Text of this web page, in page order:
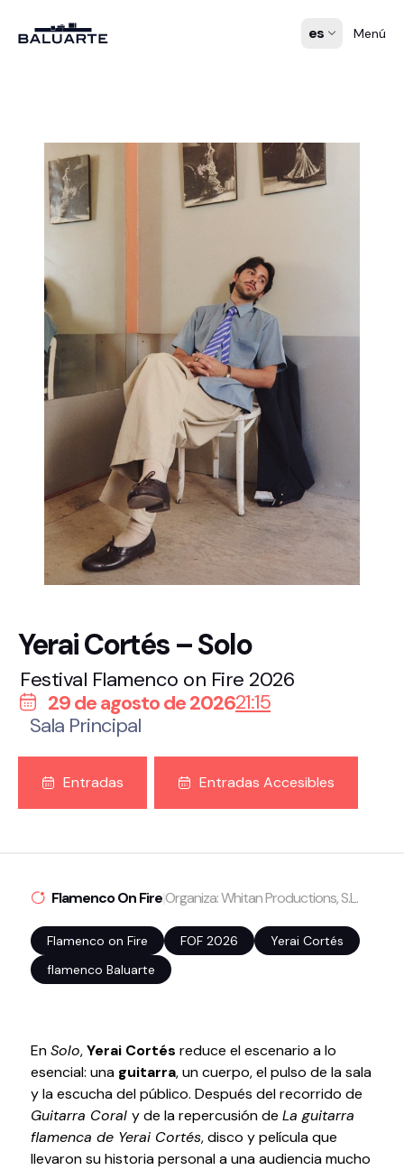
es Menú
Agenda
Agenda
Suscríbete a la newsletter
Organiza
Espacios
Tour Virtual
Yerai Cortés – Solo
Festival Flamenco on Fire 2026
29 de agosto de 202621:15
Sala Principal
Entradas Entradas Accesibles
Flamenco On FireOrganiza: Whitan Productions, S.L.
Flamenco on Fire FOF 2026
Yerai Cortés
flamenco Baluarte
EnSolo,Yerai Cortés reduce el escenario a lo
esencial: una guitarra, un cuerpo, el pulso de la sala
y la escucha del público. Después del recorrido de
Guitarra Coral y de la repercusión de La guitarra
flamenca de Yerai Cortés, disco y película que
llevaron su historia personal a una audiencia mucho